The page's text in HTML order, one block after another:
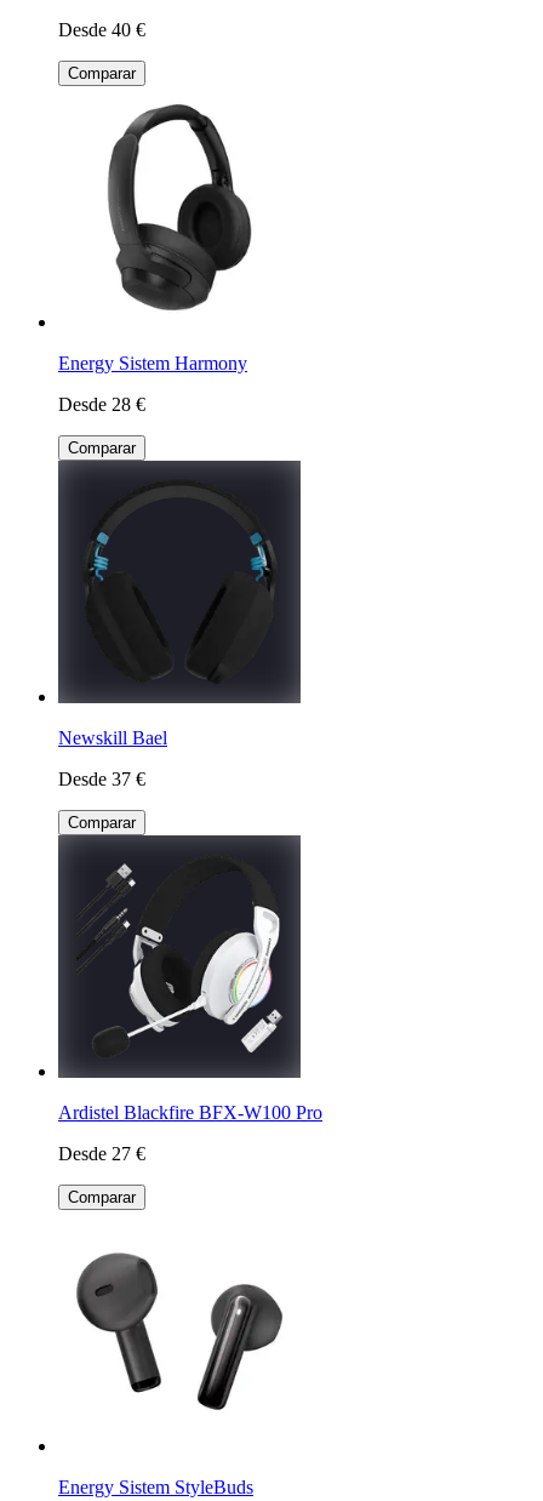
Desde 40 €
Comparar
Energy Sistem Harmony
Desde 28 €
Comparar
Newskill Bael
Desde 37 €
Comparar
Ardistel Blackfire BFX-W100 Pro
Desde 27 €
Comparar
Energy Sistem StyleBuds